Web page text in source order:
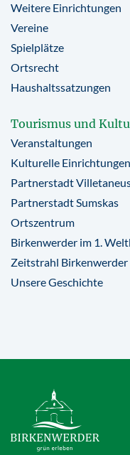
Weitere Einrichtungen
Vereine
Spielplätze
Ortsrecht
Haushaltssatzungen
Tourismus und
Veranstaltungen
Kulturelle Einrichtungen
Partnerstadt
Partnerstadt Sumskas
Ortszentrum
Birkenwerder im 1.
Zeitstrahl Birkenwerder
Unsere Geschichte